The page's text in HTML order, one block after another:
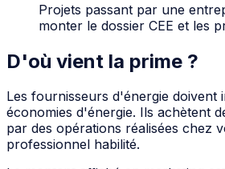
Projets passant par une
monter le dossier CEE et les
D'où vient la prime ?
Les fournisseurs d'énergie doivent
économies d'énergie. Ils achètent
par des opérations réalisées chez
professionnel habilité.